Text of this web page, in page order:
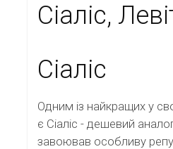
Сіаліс,
Сіаліс
Одним із найкращих у
є Сіаліс - дешевий
завоював особливу